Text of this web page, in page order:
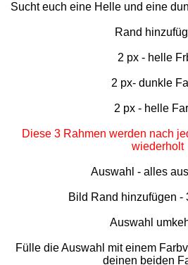
Sucht euch eine Helle und eine
Rand
2 px - helle
2 px- dunkle
2 px - helle
Diese 3 Rahmen werden nach
wiederholt
Auswahl - alles
Bild Rand hinzufügen -
Auswahl
Fülle die Auswahl mit einem
deinen beiden